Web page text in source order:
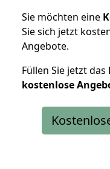
Sie möchten eine
Sie sich jetzt
Angebote.
Füllen Sie jetzt
kostenlose